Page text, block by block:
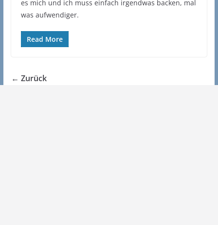
es mich und ich muss einfach irgendwas backen, mal
was aufwendiger.
Read More
← Zurück